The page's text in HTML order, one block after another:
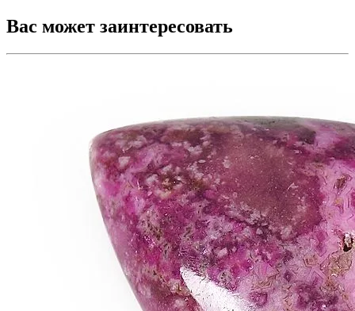
Вас может заинтересовать